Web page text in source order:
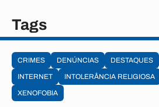
Tags
CRIMES DENÚNCIAS DESTAQUES
INTERNET
INTOLERÂNCIA RELIGIOSA
XENOFOBIA